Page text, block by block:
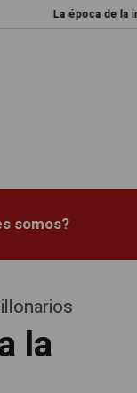
La época de la
somos?
la